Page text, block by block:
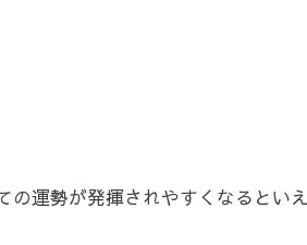
運勢が発揮されやすくなるといえ